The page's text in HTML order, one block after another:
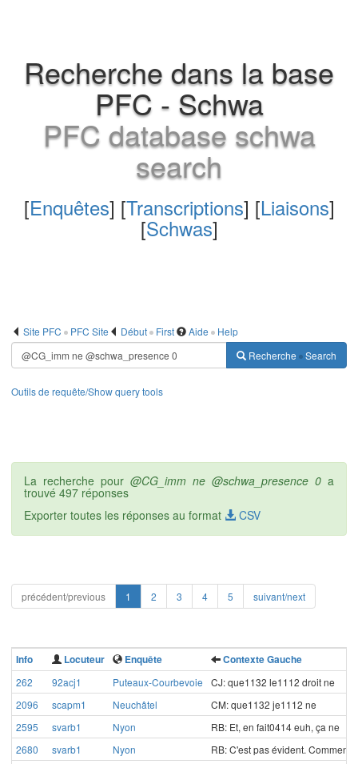
Recherche dans la base
PFC - Schwa
PFC database schwa
search
[Enquêtes] [Transcriptions] [Liaisons]
[Schwas]
Site PFC PFC Site Début First Aide Help
Recherche Search
Outils de requête/Show query tools
La recherche pour @CG_imm ne @schwa_presence 0 a
trouvé 497 réponses
Exporter toutes les réponses au format
CSV
précédent/previous 1 2 3 4 5 suivant/next
Info Locuteur Enquête Contexte Gauche
262 92acj1 Puteaux-Courbevoie
CJ: que1132 le1112 droit ne
2096
scapm1 Neuchâtel
CM: que1132 je1112 ne
2595
svarb1 Nyon
RB: Et, en fait0414 euh, ça ne
2680
svarb1 Nyon
RB: C'est pas évident. Comment